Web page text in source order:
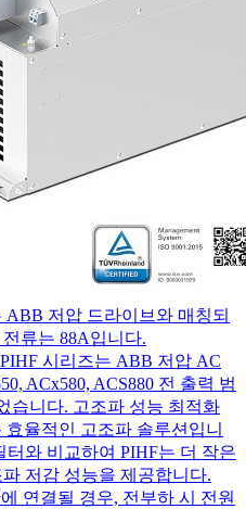
저압 드라이브와 매칭되
류는 88A입니다.
시리즈는 ABB 저압 AC
ACx580, ACS880 전 출력 범
습니다. 고조파 성능 최적화
율적인 고조파 솔루션입니
와 비교하여 PIHF는 더 작은
저감 성능을 제공합니다.
연결될 경우, 전부하 시 전원